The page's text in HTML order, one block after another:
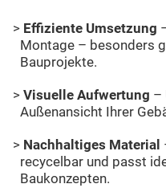
Effiziente Umsetzung
Montage – besonders
Bauprojekte.
Visuelle Aufwertung –
Außenansicht Ihrer
Nachhaltiges Material
recycelbar und passt
Baukonzepten.